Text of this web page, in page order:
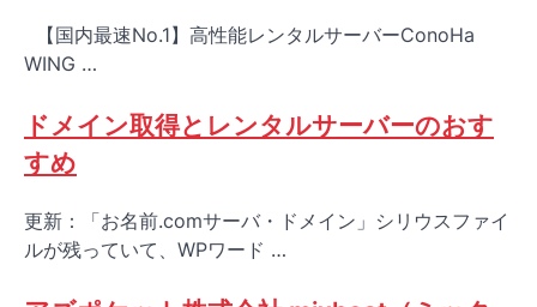
【国内最速No.1】高性能レンタルサーバーConoHa
WING …
ドメイン取得とレンタルサーバーのおす
すめ
更新：「お名前.comサーバ・ドメイン」シリウスファイ
ルが残っていて、WPワード …